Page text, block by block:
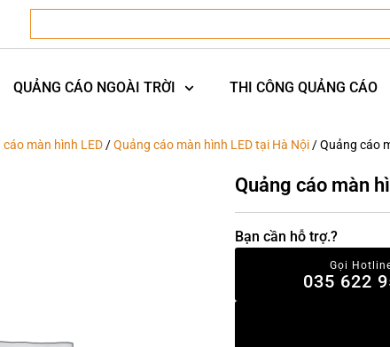
QUẢNG CÁO NGOÀI TRỜI THI CÔNG QUẢNG CÁO
màn hình LED/Quảng cáo màn hình LED tại Hà Nội/ Quảng cáo
Quảng cáo màn
Bạn cần hỗ trợ.?
Gọi
035 622